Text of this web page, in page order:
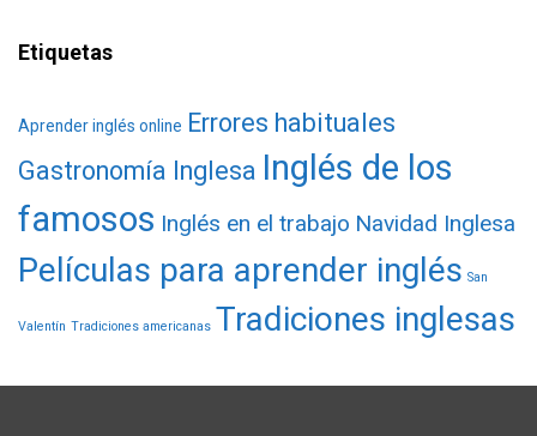
Etiquetas
Aprender inglés online Errores habituales
Gastronomía Inglesa Inglés de los
famosos Inglés en el trabajo Navidad Inglesa
Películas para aprender inglés San
Valentín Tradiciones americanas Tradiciones inglesas